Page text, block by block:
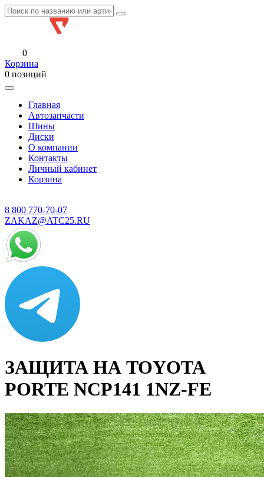
0
Корзина
0 позиций
Главная
Автозапчасти
Шины
Диски
О компании
Контакты
Личный кабинет
Корзина
8 800 770-70-07
ZAKAZ@ATC25.RU
ЗАЩИТА НА TOYOTA
PORTE NCP141 1NZ-FE